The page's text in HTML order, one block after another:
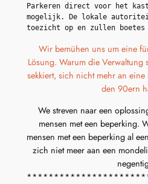
Parkeren direct voor het
mogelijk. De lokale
toezicht op en zullen
Wir bemühen uns um eine
Lösung. Warum die Verwaltung
sekkiert, sich nicht mehr an
den 90ern
We streven naar een
mensen met een beperking.
mensen met een beperking al
zich niet meer aan een